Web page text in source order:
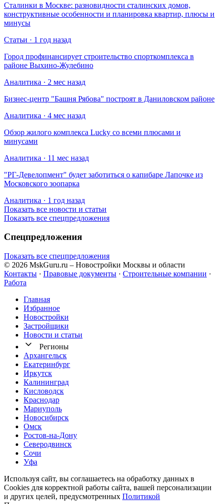
Сталинки в Москве: разновидности сталинских домов,
конструктивные особенности и планировка квартир, плюсы и
минусы
Статьи · 1 год назад
Город профинансирует строительство спорткомплекса в
районе Выхино-Жулебино
Аналитика · 2 мес назад
Бизнес-центр "Башня Рябова" построят в Даниловском районе
Аналитика · 4 мес назад
Обзор жилого комплекса Lucky со всеми плюсами и
минусами
Аналитика · 11 мес назад
​"РГ-Девелопмент" будет заботиться о капибаре Лапочке из
Московского зоопарка
Аналитика · 1 год назад
Показать все новости и статьи
Показать все спецпредложения
Спецпредложения
Показать все спецпредложения
© 2026 MskGuru.ru – Новостройки Москвы и области
Контакты · Правовые документы · Строительные компании ·
Работа
Главная
Избранное
Новостр ойки
Застройщики
Новости и статьи
Регионы
Архангельск
Екатеринбург
Иркутск
Калининград
Кисловодск
Краснодар
Мариуполь
Новосибирск
Омск
Ростов-на-Дону
Северодвинск
Сочи
Уфа
Используя сайт, вы соглашаетесь на обработку данных в
Cookies для корректной работы сайта, вашей персонализации
и других целей, предусмотренных Политикой